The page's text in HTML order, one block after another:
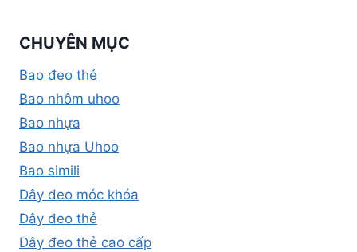
CHUYÊN MỤC
Bao đeo thẻ
Bao nhôm uhoo
Bao nhựa
Bao nhựa Uhoo
Bao simili
Dây đeo móc khóa
Dây đeo thẻ
Dây đeo thẻ cao cấp